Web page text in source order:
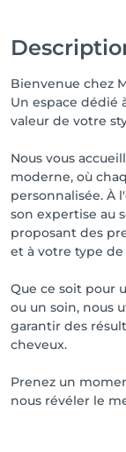
Bienvenue chez
Un espace dédié
valeur de votre
Nous vous
moderne, où
personnalisée. À
son expertise au
proposant des
et à votre type de
Que ce soit pour
ou un soin, nous
garantir des
cheveux.
Prenez un
nous révéler le